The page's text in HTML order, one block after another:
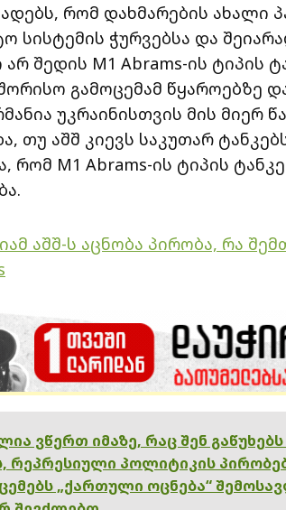
რომ დახმარების ახალი
სისტემის ჭურვებსა და
არ შედის M1 Abrams-ის ტიპის
გამოცემამ წყაროებზე
უკრაინისთვის მის მიერ
თუ აშშ კიევს საკუთარ
რომ M1 Abrams-ის ტიპის
აშშ-ს აცნობა პირობა, რა
ვწერთ იმაზე, რაც შენ
რეპრესიული პოლიტიკის
„ქართული ოცნება“